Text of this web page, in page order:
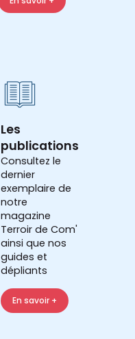
Les
publications
Consultez le
dernier
exemplaire de
notre
magazine
Terroir de Com'
ainsi que nos
guides et
dépliants
En savoir +